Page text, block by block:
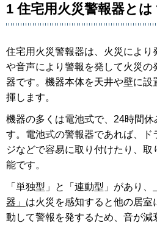
1 住宅用火災警報器とは
住宅用火災警報器は、火災により
や音声により警報を発して火災の
器です。機器本体を天井や壁に設
揮します。
機器の多くは電池式で、24時間休
す。電池式の警報器であれば、ド
ジなどで容易に取り付けたり、
能です。
「単独型」と「連動型」があり、
器」 は火災を感知すると他の居室
動して警報を発するため、音が減